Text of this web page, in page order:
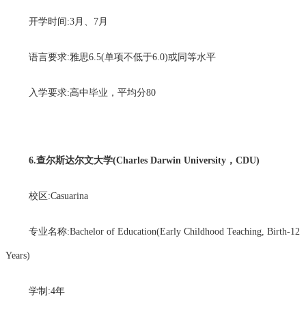
开学时间:3月、7月
语言要求:雅思6.5(单项不低于6.0)或同等水平
入学要求:高中毕业，平均分80
6.查尔斯达尔文大学(Charles Darwin University，CDU)
校区:Casuarina
专业名称:Bachelor of Education(Early Childhood Teaching, Birth-12
Years)
学制:4年